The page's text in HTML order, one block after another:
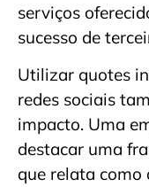
serviços
sucesso de
Utilizar quotes
redes sociais
impacto. Uma
destacar uma
que relata